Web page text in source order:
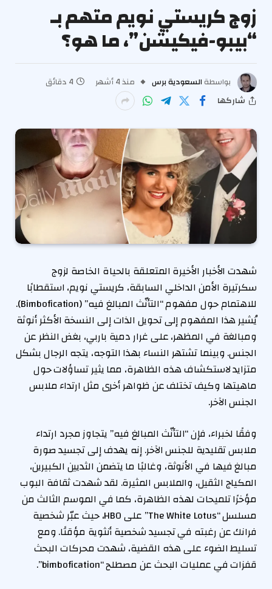
زوج كريستي نويم متهم بـ
“بيبو-فيكيشن”، ما هو؟
بواسطة السعودية برس منذ 4 أشهر
4 دقائق
شاركها
شهدت الأخبار الأخيرة المتعلقة بالحياة الخاصة لزوج
سكرتيرة الأمن الداخلي السابقة، كريستي نويم، استقطابًا
للاهتمام حول مفهوم “التأنّث المبالغ فيه” (Bimbofication).
يُشير هذا المفهوم إلى تحويل الذات إلى النسخة الأكثر أنوثة
ومبالغة في المظهر، على غرار دمية باربي، بغض النظر عن
الجنس. وبينما تشتهر النساء بهذا التوجه، يتجه الرجال بشكل
متزايد لاستكشاف هذه الظاهرة، مما يثير تساؤلات حول
ماهيتها وكيف تختلف عن ظواهر أخرى مثل ارتداء ملابس
الجنس الآخر.
وفقًا لخبراء، فإن “التأنّث المبالغ فيه” يتجاوز مجرد ارتداء
ملابس تقليدية للجنس الآخر. إنه يهدف إلى تجسيد صورة
مبالغ فيها في الأنوثة، وغالبًا ما يتضمن الثديين الكبيرين،
المكياج الثقيل، والملابس المثيرة. لقد شهدت ثقافة البوب
مؤخرًا تلميحات لهذه الظاهرة، كما في الموسم الثالث من
مسلسل “The White Lotus” على HBO، حيث عبّر شخصية
فرانك عن رغبته في تجسيد شخصية أنثوية مؤقتًا. ومع
تسليط الضوء على هذه القضية، شهدت محركات البحث
قفزات في عمليات البحث عن مصطلح “bimbofication”.